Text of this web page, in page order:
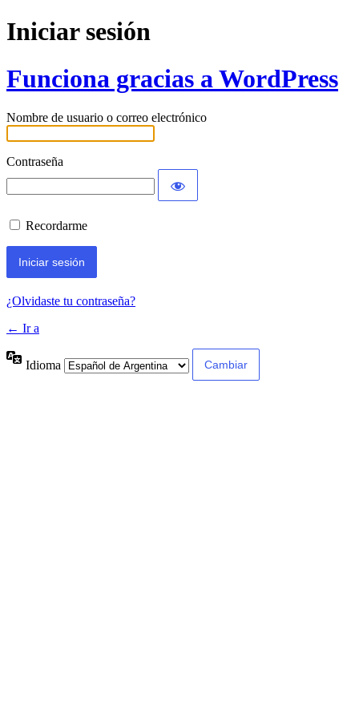
Iniciar sesión
Funciona gracias a WordPress
Nombre de usuario o correo electrónico
Contraseña
Recordarme
¿Olvidaste tu contraseña?
← Ir a
Idioma